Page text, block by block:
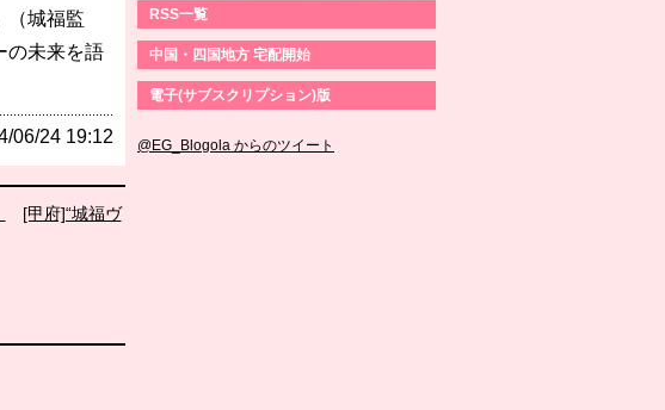
（城福監
の未来を語
06/24 19:12
[甲府]“城福ヴ
RSS一覧
中国・四国地方 宅配開始
電子(サブスクリプション)版
@EG_Blogola からのツイート